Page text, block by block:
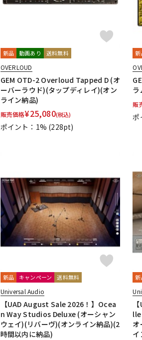
新品 動画あり 送料無料
OVERLOUD
GEM OTD-2 Overloud Tapped D (オ
ーバーラウド)(タップディレイ)(オン
ライン納品)
販売価格¥25,080(税込)
ポイント：1% (228pt)
ラ
販
ポ
新品 キャンペーン 送料無料
Universal Audio
【UAD August Sale 2026！】Ocea
n Way Studios Deluxe (オーシャン
ウェイ)(リバーヴ)(オンライン納品)(2
時間以内に納品)
オ
イ